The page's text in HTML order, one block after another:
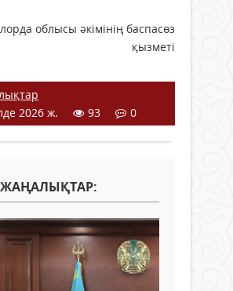
облысы әкімінің баспасөз
қызметі
2026 ж.
93 0